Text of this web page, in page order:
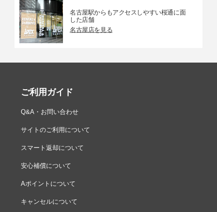
名古屋駅からもアクセスしやすい桜通に面
した店舗
名古屋店を見る
ご利用ガイド
Q&A・お問い合わせ
サイトのご利用について
スマート返却について
安心補償について
Aポイントについて
キャンセルについて